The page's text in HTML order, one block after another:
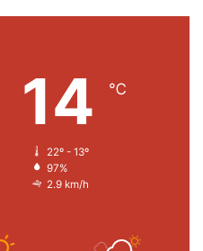
14 ℃
22º - 13º
97%
2.9 km/h